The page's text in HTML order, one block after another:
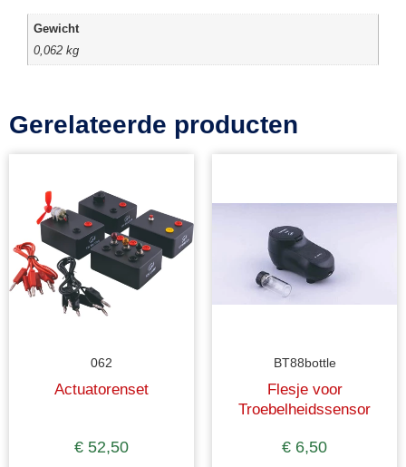
Gewicht
0,062 kg
Gerelateerde producten
062
Actuatorenset
€ 52,50
BT88bottle
Flesje voor
Troebelheidssensor
€ 6,50